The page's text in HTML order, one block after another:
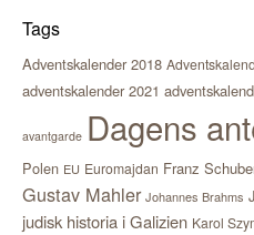
Tags
Adventskalender 2018
adventskalender 2021
avantgarde Dagens
Polen EU Euromajdan Franz
Gustav Mahler Johannes Brahms
judisk historia i Galizien Karol